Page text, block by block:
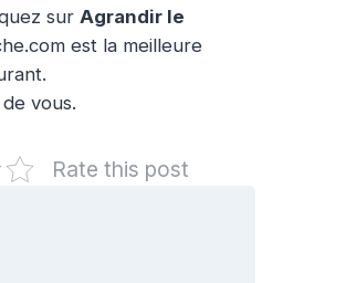
sur Agrandir le
est la meilleure
vous.
Rate this post